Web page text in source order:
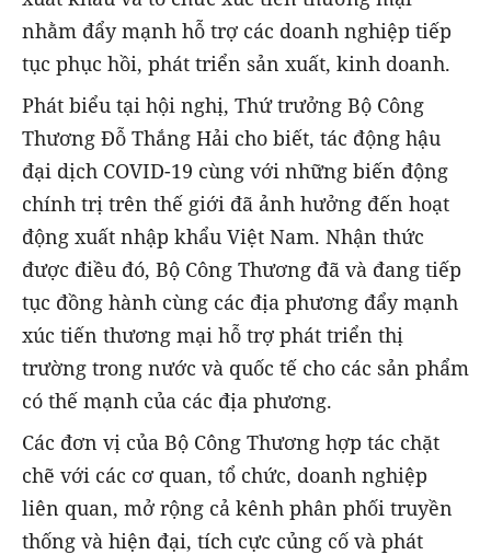
nhằm đẩy mạnh hỗ trợ các doanh nghiệp tiếp
tục phục hồi, phát triển sản xuất, kinh doanh.
Phát biểu tại hội nghị, Thứ trưởng Bộ Công
Thương Đỗ Thắng Hải cho biết, tác động hậu
đại dịch COVID-19 cùng với những biến động
chính trị trên thế giới đã ảnh hưởng đến hoạt
động xuất nhập khẩu Việt Nam. Nhận thức
được điều đó, Bộ Công Thương đã và đang tiếp
tục đồng hành cùng các địa phương đẩy mạnh
xúc tiến thương mại hỗ trợ phát triển thị
trường trong nước và quốc tế cho các sản phẩm
có thế mạnh của các địa phương.
Các đơn vị của Bộ Công Thương hợp tác chặt
chẽ với các cơ quan, tổ chức, doanh nghiệp
liên quan, mở rộng cả kênh phân phối truyền
thống và hiện đại, tích cực củng cố và phát